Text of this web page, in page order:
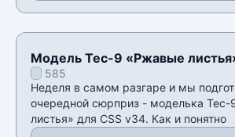
Модель Tec-9 «Ржавые
v34585
Неделя в самом разгаре и мы
очередной сюрприз - моделька
листья» для CSS v34. Как и понятно